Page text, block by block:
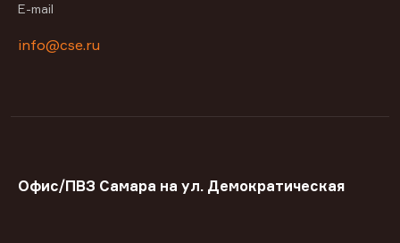
E-mail
info@cse.ru
Офис/ПВЗ Самара на ул. Демократическая